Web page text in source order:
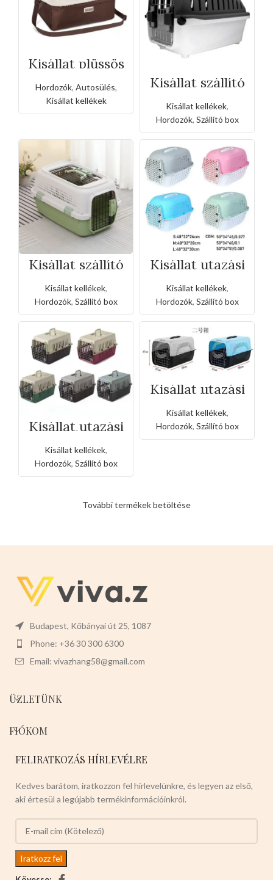
Kisállat plüssös
meleg auto
biztonsági ülés
Hordozók, Autosülés,
Kisállat kellékek
Kisállat szállító
box-nagy
Kisállat kellékek,
Hordozók, Szállító box
Kisállat szállító
box,nyitható
tetővel
Kisállat kellékek,
Hordozók, Szállító box
Kisállat utazási
hordozó(Kis
méret)
Kisállat kellékek,
Hordozók, Szállító box
Kisállat utazási
hordozó(Közep
es méret)
Kisállat kellékek,
Hordozók, Szállító box
Kisállat utazási
hordozó(Nagy
méret)
Kisállat kellékek,
Hordozók, Szállító box
További termékek betöltése
Budapest, Kőbányai út 25, 1087
Phone: +36 30 300 6300
Email: vivazhang58@gmail.com
ÜZLETÜNK
FIÓKOM
FELIRATKOZÁS HÍRLEVÉLRE
Kedves barátom, iratkozzon fel hírlevelünkre, és legyen az első,
aki értesül a legújabb termékinformációinkról.